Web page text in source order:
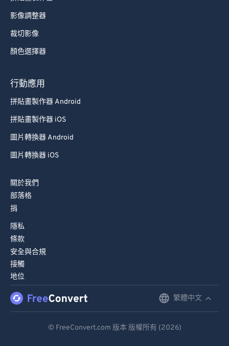
影像調整器
裁切影像
顏色選擇器
行動應用
拼貼畫製作器 Android
拼貼畫製作器 iOS
圖片轉換器 Android
圖片轉換器 iOS
關於我們
部落格
捐
隱私
條款
安全與合規
接觸
地位
繁體中文
© FreeConvert.com 版本 版權所有 (2026)